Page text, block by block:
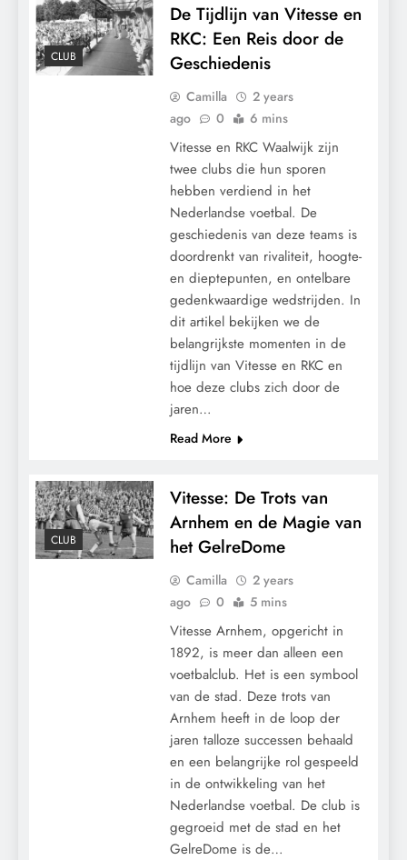
CLUB
De Tijdlijn van Vitesse en
RKC: Een Reis door de
Geschiedenis
Camilla
2 years
ago
0 6 mins
Vitesse en RKC Waalwijk zijn
twee clubs die hun sporen
hebben verdiend in het
Nederlandse voetbal. De
geschiedenis van deze teams is
doordrenkt van rivaliteit, hoogte-
en dieptepunten, en ontelbare
gedenkwaardige wedstrijden. In
dit artikel bekijken we de
belangrijkste momenten in de
tijdlijn van Vitesse en RKC en
hoe deze clubs zich door de
jaren…
Read More
CLUB
Vitesse: De Trots van
Arnhem en de Magie van
het GelreDome
Camilla
2 years
ago
0 5 mins
Vitesse Arnhem, opgericht in
1892, is meer dan alleen een
voetbalclub. Het is een symbool
van de stad. Deze trots van
Arnhem heeft in de loop der
jaren talloze successen behaald
en een belangrijke rol gespeeld
in de ontwikkeling van het
Nederlandse voetbal. De club is
gegroeid met de stad en het
GelreDome is de…